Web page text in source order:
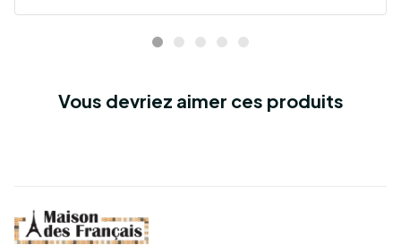
Vous devriez aimer ces produits